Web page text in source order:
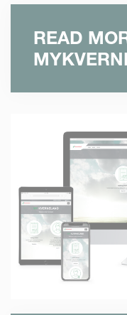
READ